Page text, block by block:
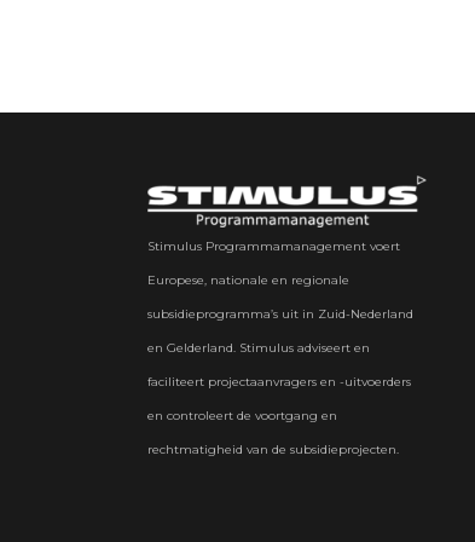
Stimulus Programmamanagement voert
Europese, nationale en regionale
subsidieprogramma’s uit in Zuid-Nederland
en Gelderland. Stimulus adviseert en
faciliteert projectaanvragers en -uitvoerders
en controleert de voortgang en
rechtmatigheid van de subsidieprojecten.